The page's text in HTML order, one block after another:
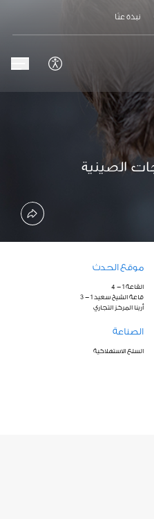
نبذة عنّا
الصينية
موقع الحدث
القاعة 1 - 4
قاعة الشيخ سعيد 1 - 3
أرينا المركز التجاري
الصناعة
السلع الاستهلاكية